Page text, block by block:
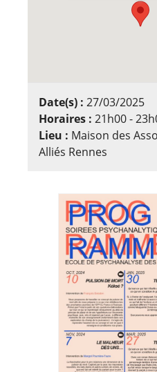
Date(s) : 27/03/2025
Horaires : 21h00 -
Lieu : Maison des
Alliés Rennes